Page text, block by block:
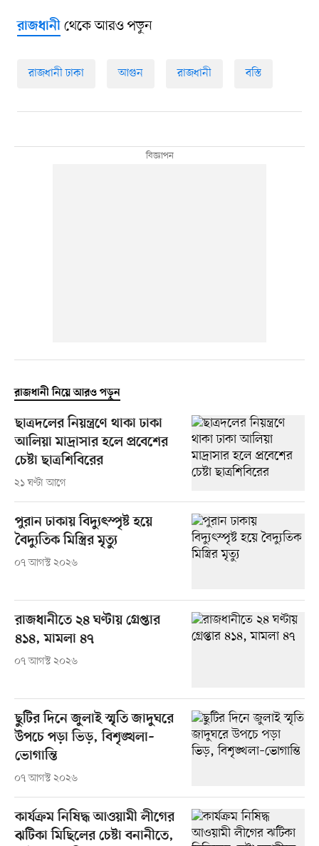
রাজধানীথেকে আরও পড়ুন
রাজধানী ঢাকা আগুন রাজধানী বস্তি
রাজধানী নিয়ে আরও পড়ুন
ছাত্রদলের নিয়ন্ত্রণে থাকা ঢাকা
আলিয়া মাদ্রাসার হলে প্রবেশের
চেষ্টা ছাত্রশিবিরের
২১ ঘণ্টা আগে
পুরান ঢাকায় বিদ্যুৎস্পৃষ্ট হয়ে
বৈদ্যুতিক মিস্ত্রির মৃত্যু
০৭ আগস্ট ২০২৬
রাজধানীতে ২৪ ঘণ্টায় গ্রেপ্তার
৪১৪, মামলা ৪৭
০৭ আগস্ট ২০২৬
ছুটির দিনে জুলাই স্মৃতি জাদুঘরে
উপচে পড়া ভিড়, বিশৃঙ্খলা–
ভোগান্তি
০৭ আগস্ট ২০২৬
কার্যক্রম নিষিদ্ধ আওয়ামী লীগের
ঝটিকা মিছিলের চেষ্টা বনানীতে,